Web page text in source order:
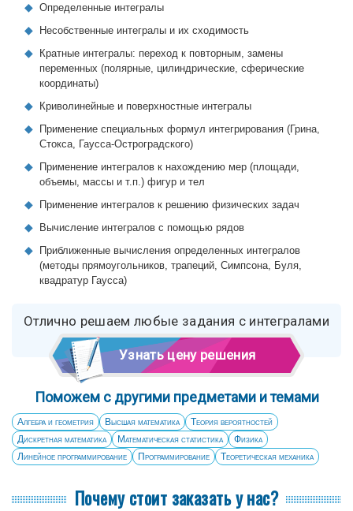
Определенные интегралы
Несобственные интегралы и их сходимость
Кратные интегралы: переход к повторным, замены
переменных (полярные, цилиндрические, сферические
координаты)
Криволинейные и поверхностные интегралы
Применение специальных формул интегрирования (Грина,
Стокса, Гаусса-Остроградского)
Применение интегралов к нахождению мер (площади,
объемы, массы и т.п.) фигур и тел
Применение интегралов к решению физических задач
Вычисление интегралов с помощью рядов
Приближенные вычисления определенных интегралов
(методы прямоугольников, трапеций, Симпсона, Буля,
квадратур Гаусса)
Отлично решаем любые задания с интегралами
Узнать цену решения
Поможем с другими предметами и темами
Алгебра и геометрия Высшая математика
Теория вероятностей
Дискретная математика
Математическая статистика
Физика
Линейное программирование
Программирование Теоретическая механика
Почему стоит заказать у нас?